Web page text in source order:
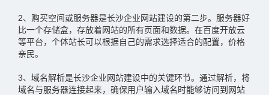
2、购买空间或服务器是长沙企业网站建设的第二步。服务器好
比一个存储盒，存放着网站的所有页面和数据。在百度开放云
等平台，个体站长可以根据自己的需求选择适合的配置，价格
亲民。
3、域名解析是长沙企业网站建设中的关键环节。通过解析，将
域名与服务器连接起来，确保用户输入域名时能够访问到网站